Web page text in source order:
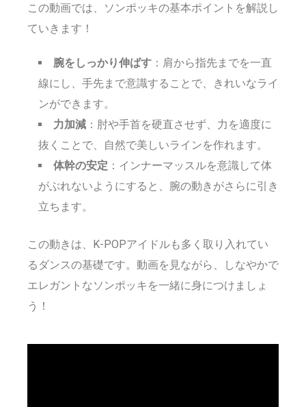
この動画では、ソンポッキの基本ポイントを解説し
ていきます！
腕をしっかり伸ばす ：肩から指先までを一直
線にし、手先まで意識することで、きれいなライ
ンができます。
力加減 ：肘や手首を硬直させず、力を適度に
抜くことで、自然で美しいラインを作れます。
体幹の安定 ：インナーマッスルを意識して体
がぶれないようにすると、腕の動きがさらに引き
立ちます。
この動きは、K-POPアイドルも多く取り入れてい
るダンスの基礎です。動画を見ながら、しなやかで
エレガントなソンポッキを一緒に身につけましょ
う！